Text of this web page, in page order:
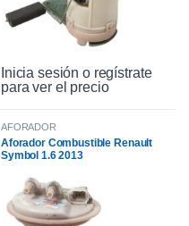
Inicia sesión o regístrate
para ver el precio
AFORADOR
Aforador Combustible Renault
Symbol 1.6 2013